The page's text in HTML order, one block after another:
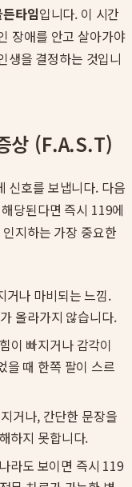
든타임입니다. 이 시간
장애를 안고 살아가야
생을 결정하는 것입니
상 (F.A.S.T)
신호를 보냅니다. 다음
당된다면 즉시 119에
인지하는 가장 중요한
거나 마비되는 느낌.
올라가지 않습니다.
이 빠지거나 감각이
을 때 한쪽 팔이 스르
거나, 간단한 문장을
하지 못합니다.
라도 보이면 즉시 119